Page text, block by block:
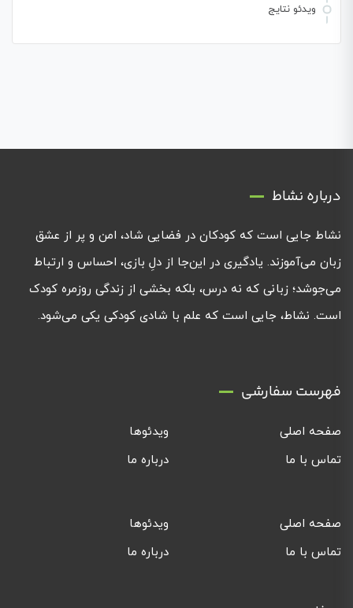
ویدئو نتایج
درباره نشاط
نشاط جایی است که کودکان در فضایی شاد، امن و پر از عشق
زبان می‌آموزند. یادگیری در این‌جا از دلِ بازی، احساس و ارتباط
می‌جوشد؛ زبانی که نه درس، بلکه بخشی از زندگی روزمره کودک
است. نشاط، جایی است که علم با شادی کودکی یکی می‌شود.
فهرست سفارشی
صفحه اصلی
ویدئوها
تماس با ما
درباره ما
صفحه اصلی
ویدئوها
تماس با ما
درباره ما